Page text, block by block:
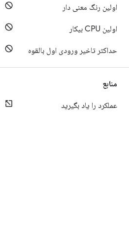
اولین رنگ معنی دار
اولین CPU بیکار
حداکثر تاخیر ورودی اول بالقوه
منابع
عملکرد را یاد بگیرید